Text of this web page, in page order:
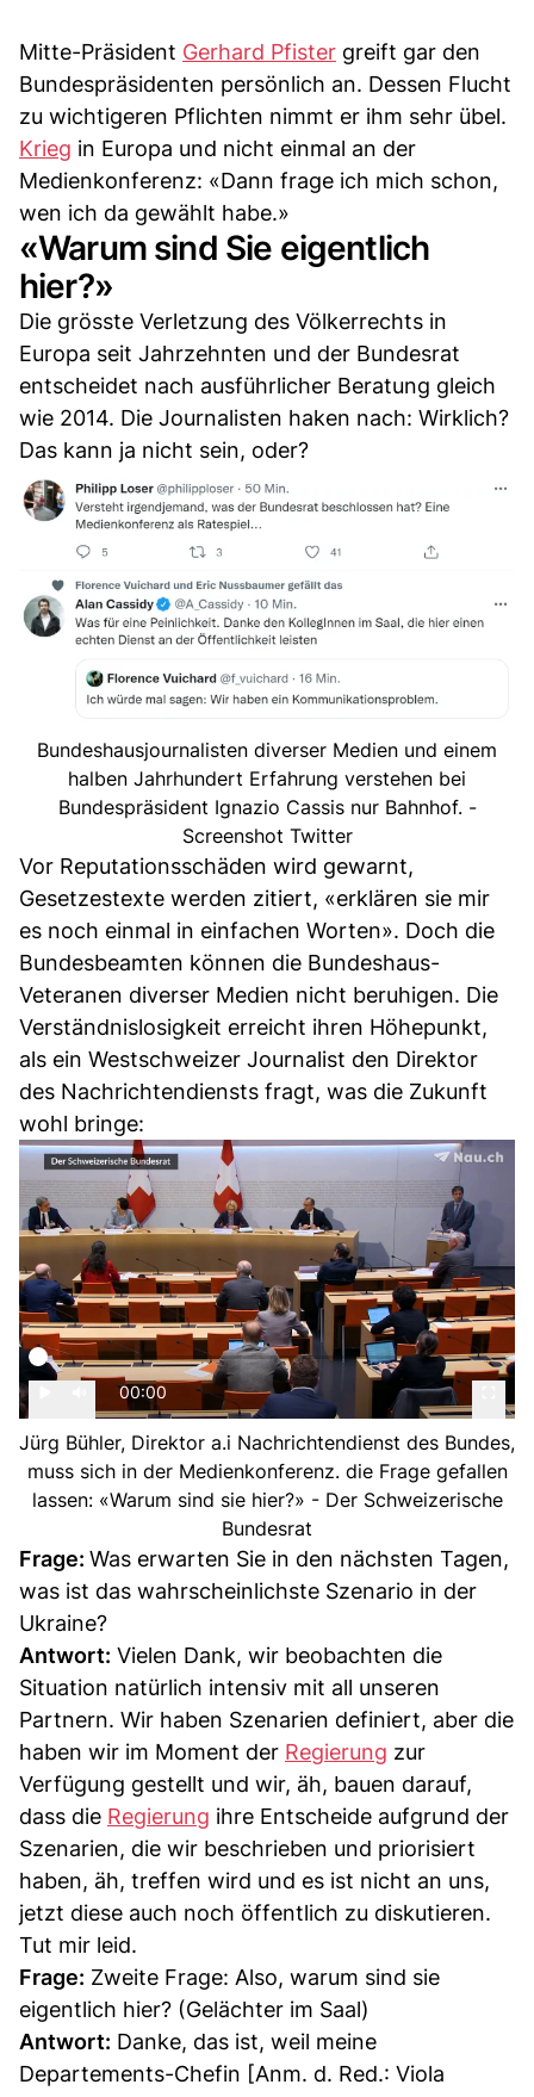
Mitte-Präsident Gerhard Pfister greift gar den
Bundespräsidenten persönlich an. Dessen Flucht
zu wichtigeren Pflichten nimmt er ihm sehr übel.
Krieg in Europa und nicht einmal an der
Medienkonferenz: «Dann frage ich mich schon,
wen ich da gewählt habe.»
«Warum sind Sie eigentlich
hier?»
Die grösste Verletzung des Völkerrechts in
Europa seit Jahrzehnten und der Bundesrat
entscheidet nach ausführlicher Beratung gleich
wie 2014. Die Journalisten haken nach: Wirklich?
Das kann ja nicht sein, oder?
Bundeshausjournalisten diverser Medien und einem
halben Jahrhundert Erfahrung verstehen bei
Bundespräsident Ignazio Cassis nur Bahnhof. -
Screenshot Twitter
Vor Reputationsschäden wird gewarnt,
Gesetzestexte werden zitiert, «erklären sie mir
es noch einmal in einfachen Worten». Doch die
Bundesbeamten können die Bundeshaus-
Veteranen diverser Medien nicht beruhigen. Die
Verständnislosigkeit erreicht ihren Höhepunkt,
als ein Westschweizer Journalist den Direktor
des Nachrichtendiensts fragt, was die Zukunft
wohl bringe:
00:00
Jürg Bühler, Direktor a.i Nachrichtendienst des Bundes,
muss sich in der Medienkonferenz. die Frage gefallen
lassen: «Warum sind sie hier?» - Der Schweizerische
Bundesrat
Frage: Was erwarten Sie in den nächsten Tagen,
was ist das wahrscheinlichste Szenario in der
Ukraine?
Antwort: Vielen Dank, wir beobachten die
Situation natürlich intensiv mit all unseren
Partnern. Wir haben Szenarien definiert, aber die
haben wir im Moment der Regierung zur
Verfügung gestellt und wir, äh, bauen darauf,
dass die Regierung ihre Entscheide aufgrund der
Szenarien, die wir beschrieben und priorisiert
haben, äh, treffen wird und es ist nicht an uns,
jetzt diese auch noch öffentlich zu diskutieren.
Tut mir leid.
Frage: Zweite Frage: Also, warum sind sie
eigentlich hier? (Gelächter im Saal)
Antwort: Danke, das ist, weil meine
Departements-Chefin [Anm. d. Red.: Viola